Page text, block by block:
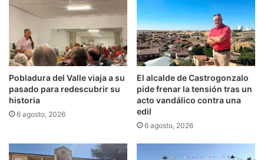
Pobladura del Valle viaja a su
pasado para redescubrir su
historia
6 agosto, 2026
El alcalde de Castrogonzalo
pide frenar la tensión tras un
acto vandálico contra una
edil
6 agosto, 2026